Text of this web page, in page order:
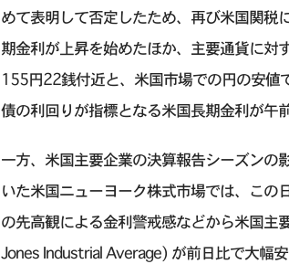
めて表明して否定したため、再び米国関税
期金利が上昇を始めたほか、主要通貨に
155円22銭付近と、米国市場での円の安値
債の利回りが指標となる米国長期金利が午
一方、米国主要企業の決算報告シーズンの
いた米国ニューヨーク株式市場では、こ
の先高観による金利警戒感などから米国主
Jones Industrial Average) が前日比で大幅